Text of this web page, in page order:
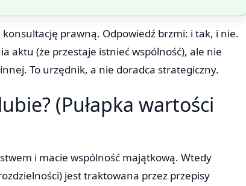
prawną. Odpowiedź brzmi: i tak, i nie.
aktu (że przestaje istnieć wspólność), ale nie
To urzędnik, a nie doradca strategiczny.
(Pułapka wartości
i macie wspólność majątkową. Wtedy
jest traktowana przez przepisy